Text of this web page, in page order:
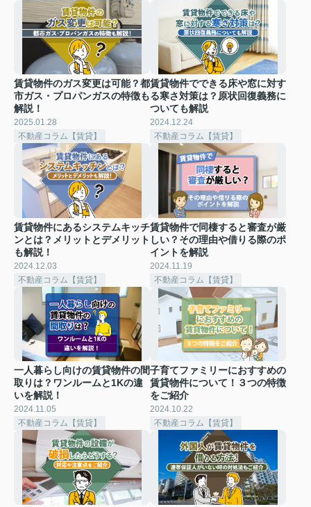
賃貸物件のガス変更は可能？都
市ガス・プロパンガスの特徴も
解説！
2025.01.28
不動産コラム【賃貸】
賃貸物件でできる床や窓に対す
る寒さ対策は？原状回復義務に
ついても解説
2024.12.24
不動産コラム【賃貸】
賃貸物件にあるシステムキッチ
ンとは？メリットとデメリット
も解説！
2024.12.03
不動産コラム【賃貸】
賃貸物件で同棲すると審査が厳
しい？その理由や借りる際のポ
イントを解説
2024.11.19
不動産コラム【賃貸】
一人暮らし向けの賃貸物件の間
取りは？ワンルームと1Kの違
いを解説！
2024.11.05
不動産コラム【賃貸】
子育てファミリーにおすすめの
賃貸物件について！３つの特徴
をご紹介
2024.10.22
不動産コラム【賃貸】